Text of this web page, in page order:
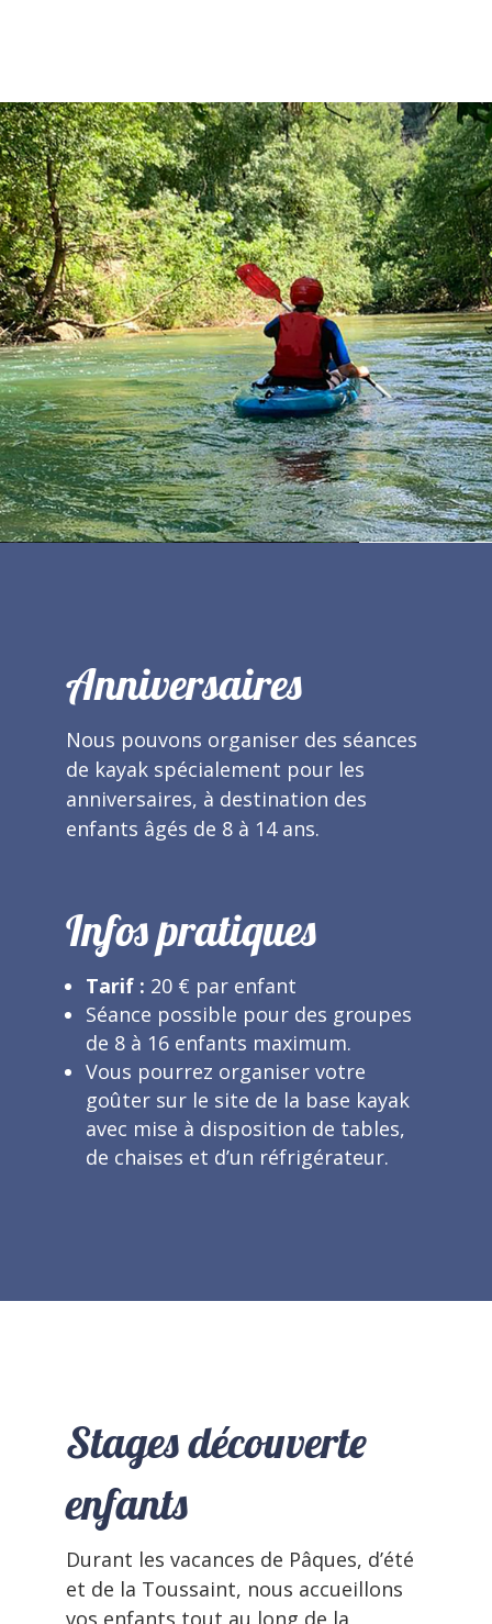
Anniversaires
Nous pouvons organiser des séances
de kayak spécialement pour les
anniversaires, à destination des
enfants âgés de 8 à 14 ans.
Infos pratiques
Tarif : 20 € par enfant
Séance possible pour des groupes
de 8 à 16 enfants maximum.
Vous pourrez organiser votre
goûter sur le site de la base kayak
avec mise à disposition de tables,
de chaises et d’un réfrigérateur.
Stages découverte
enfants
Durant les vacances de Pâques, d’été
et de la Toussaint, nous accueillons
vos enfants tout au long de la